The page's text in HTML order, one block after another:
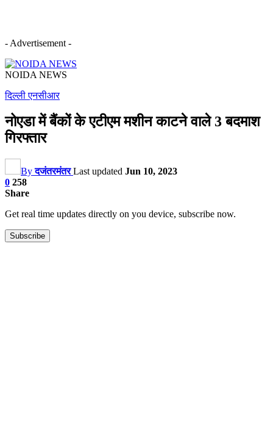
- Advertisement -
NOIDA NEWS
दिल्ली एनसीआर
नोएडा में बैंकों के एटीएम मशीन काटने वाले 3 बदमाश
गिरफ्तार
Byदजंतरमंतर Last updated Jun 10, 2023
0 258
Share
Get real time updates directly on you device, subscribe now.
Subscribe